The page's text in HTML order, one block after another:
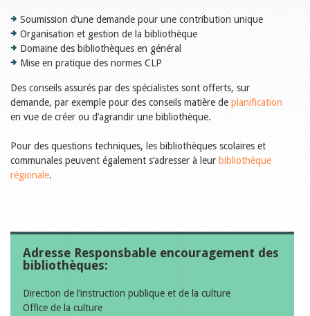
Utiliser biblioBE.ch
Soumission d’une demande pour une contribution unique
Organisation et gestion de la bibliothèque
Domaine des bibliothèques en général
Mise en pratique des normes CLP
Des conseils assurés par des spécialistes sont offerts, sur
demande, par exemple pour des conseils matière de planification
en vue de créer ou d’agrandir une bibliothèque.
Pour des questions techniques, les bibliothèques scolaires et
communales peuvent également s’adresser à leur bibliothèque
régionale.
Adresse Responsbable encouragement des
bibliothèques:
Direction de l’instruction publique et de la culture
Office de la culture